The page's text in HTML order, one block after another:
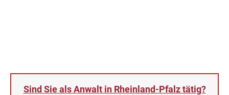
Sind Sie als Anwalt in Rheinland-Pfalz tätig?